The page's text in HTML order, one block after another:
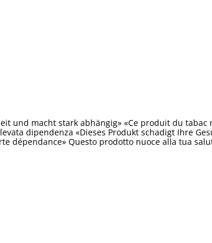
und macht stark abhängig» «Ce produit du
dipendenza «Dieses Produkt schadigt Ihre
dépendance» Questo prodotto nuoce alla tua